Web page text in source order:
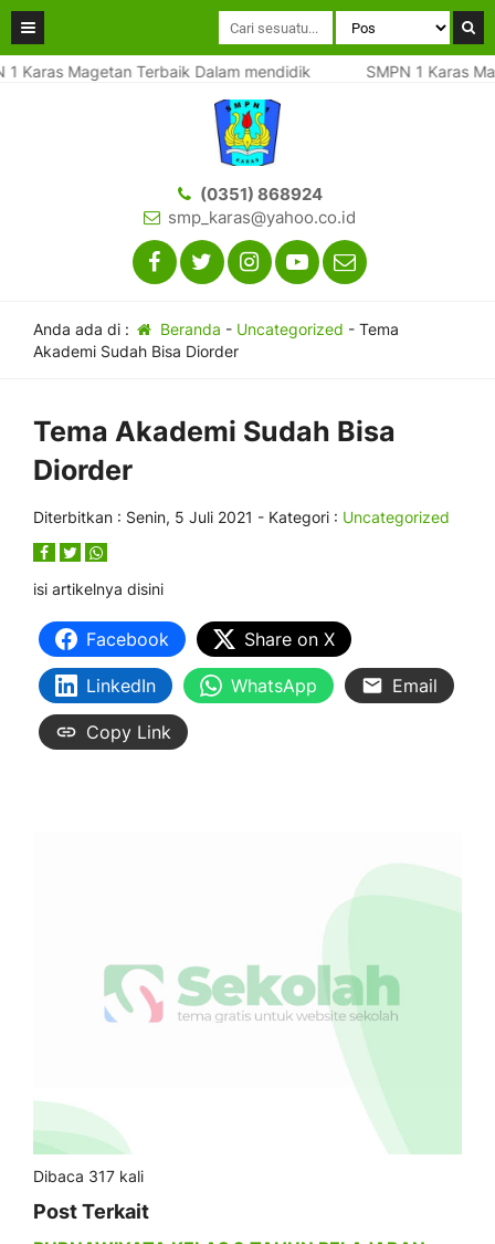
Karas Magetan Terbaik Dalam mendidik SMPN 1 Karas
(0351) 868924
smp_karas@yahoo.co.id
Anda ada di : Beranda - Uncategorized - Tema
Akademi Sudah Bisa Diorder
Tema Akademi Sudah Bisa
Diorder
Diterbitkan : Senin, 5 Juli 2021 - Kategori : Uncategorized
isi artikelnya disini
Facebook Share on X
LinkedIn WhatsApp Email
Copy Link
Dibaca 317 kali
Post Terkait